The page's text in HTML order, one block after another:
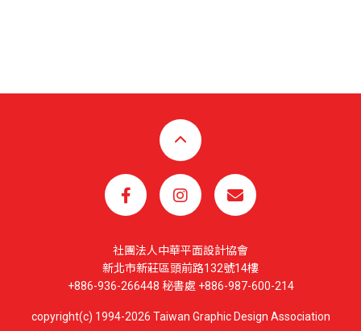
社團法人中華平面設計協會
新北市新莊區頭前路132號14樓
+886-936-266448 秘書處 +886-987-600-214
copyright(c) 1994-2026 Taiwan Graphic Design Association